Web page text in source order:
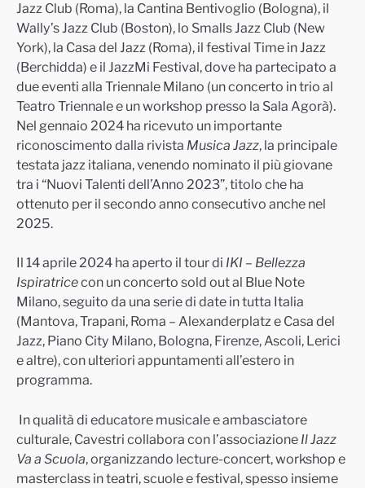
Jazz Club (Roma), la Cantina Bentivoglio (Bologna), il
Wally’s Jazz Club (Boston), lo Smalls Jazz Club (New
York), la Casa del Jazz (Roma), il festival Time in Jazz
(Berchidda) e il JazzMi Festival, dove ha partecipato a
due eventi alla Triennale Milano (un concerto in trio al
Teatro Triennale e un workshop presso la Sala Agorà).
Nel gennaio 2024 ha ricevuto un importante
riconoscimento dalla rivista Musica Jazz, la principale
testata jazz italiana, venendo nominato il più giovane
tra i “Nuovi Talenti dell’Anno 2023”, titolo che ha
ottenuto per il secondo anno consecutivo anche nel
2025.
Il 14 aprile 2024 ha aperto il tour di IKI – Bellezza
Ispiratricecon un concerto sold out al Blue Note
Milano, seguito da una serie di date in tutta Italia
(Mantova, Trapani, Roma – Alexanderplatz e Casa del
Jazz, Piano City Milano, Bologna, Firenze, Ascoli, Lerici
e altre), con ulteriori appuntamenti all’estero in
programma.
In qualità di educatore musicale e ambasciatore
culturale, Cavestri collabora con l’associazione Il Jazz
Va a Scuola, organizzando lecture-concert, workshop e
masterclass in teatri, scuole e festival, spesso insieme